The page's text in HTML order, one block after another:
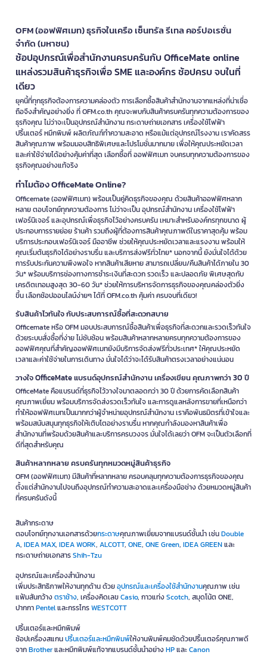
OFM (ออฟฟิศเมท) ธุรกิจในเครือ เซ็นทรัล รีเทล คอร์ปอเรชั่น
จำกัด (มหาชน)
ช้อปอุปกรณ์เพื่อสำนักงานครบครันกับ OfficeMate online
แหล่งรวมสินค้าธุรกิจเพื่อ SME และองค์กร ช้อปครบ จบในที่
เดียว
ยุคนี้ที่ทุกธุรกิจต้องการความคล่องตัว การเลือกซื้อสินค้าสำนักงานจากแหล่งที่น่าเชื่อ
ถือจึงสำคัญอย่างยิ่ง ที่ OFM.co.th คุณจะพบกับสินค้าครบครันทุกความต้องการของ
ธุรกิจคุณ ไม่ว่าจะเป็นอุปกรณ์สำนักงาน กระดาษถ่ายเอกสาร เครื่องใช้ไฟฟ้า
ปริ้นเตอร์ หมึกพิมพ์ ผลิตภัณฑ์ทำความสะอาด หรือแม้แต่อุปกรณ์โรงงาน เราคัดสรร
สินค้าคุณภาพ พร้อมมอบสิทธิพิเศษและโปรโมชั่นมากมาย เพื่อให้คุณประหยัดเวลา
และค่าใช้จ่ายได้อย่างคุ้มค่าที่สุด เลือกซื้อที่ ออฟฟิศเมท จบครบทุกความต้องการของ
ธุรกิจคุณอย่างแท้จริง
ทำไมต้อง OfficeMate Online?
Officemate (ออฟฟิศเมท) พร้อมเป็นคู่คิดธุรกิจของคุณ ด้วยสินค้าออฟฟิศหลาก
หลาย ตอบโจทย์ทุกความต้องการ ไม่ว่าจะเป็น อุปกรณ์สำนักงาน เครื่องใช้ไฟฟ้า
เฟอร์นิเจอร์ และอุปกรณ์เพื่อธุรกิจไว้อย่างครบครัน เหมาะสำหรับองค์กรทุกขนาด ผู้
ประกอบการรายย่อย ร้านค้า รวมถึงผู้ที่ต้องการสินค้าคุณภาพดีในราคาสุดคุ้ม พร้อม
บริการประกอบเฟอร์นิเจอร์ มืออาชีพ ช่วยให้คุณประหยัดเวลาและแรงงาน พร้อมให้
คุณเริ่มต้นธุรกิจได้อย่างราบรื่น และบริการส่งฟรีทั่วไทย* นอกจากนี้ ยังมั่นใจได้ด้วย
การรับประกันความพึงพอใจ หากสินค้าเสียหาย สามารถเปลี่ยน/คืนสินค้าได้ภายใน 30
วัน* พร้อมบริการช่องทางการชำระเงินที่สะดวก รวดเร็ว และปลอดภัย พิเศษสุดกับ
เครดิตเทอมสูงสุด 30-60 วัน* ช่วยให้การบริหารจัดการธุรกิจของคุณคล่องตัวยิ่ง
ขึ้น เลือกช้อปออนไลน์ง่ายๆ ได้ที่ OFM.co.th คุ้มค่า ครบจบที่เดียว!
รับสินค้าไวทันใจ กับประสบการณ์ซื้อที่สะดวกสบาย
Officemate หรือ OFM มอบประสบการณ์ซื้อสินค้าเพื่อธุรกิจที่สะดวกและรวดเร็วทันใจ
ด้วยระบบสั่งซื้อที่ง่าย ไม่ซับซ้อน พร้อมสินค้าหลากหลายครบทุกความต้องการของ
ออฟฟิศคุณที่สำคัญออฟฟิศเมทยังมีบริการจัดส่งฟรีทั่วประเทศ* ให้คุณประหยัด
เวลาและค่าใช้จ่ายในการเดินทาง มั่นใจได้ว่าจะได้รับสินค้าตรงเวลาอย่างแน่นอน
วางใจ OfficeMate แบรนด์อุปกรณ์สำนักงาน เครื่องเขียน คุณภาพกว่า 30 ปี
OfficeMate คือแบรนด์ที่ธุรกิจไว้วางใจมาตลอดกว่า 30 ปี ด้วยการคัดเลือกสินค้า
คุณภาพเยี่ยม พร้อมบริการจัดส่งรวดเร็วทันใจ และการดูแลหลังการขายที่เหนือกว่า
ทำให้ออฟฟิศเมทเป็นมากกว่าผู้จำหน่ายอุปกรณ์สำนักงาน เราคือพันธมิตรที่เข้าใจและ
พร้อมสนับสนุนทุกธุรกิจให้เติบโตอย่างราบรื่น หากคุณกำลังมองหาสินค้าเพื่อ
สำนักงานที่พร้อมด้วยสินค้าและบริการครบวงจร มั่นใจได้เลยว่า OFM จะเป็นตัวเลือกที่
ดีที่สุดสำหรับคุณ
สินค้าหลากหลาย ครบครันทุกหมวดหมู่สินค้าธุรกิจ
OFM (ออฟฟิศเมท) มีสินค้าที่หลากหลาย ครอบคลุมทุกความต้องการธุรกิจของคุณ
ตั้งแต่สำนักงานไปจนถึงอุปกรณ์ทำความสะอาดและเครื่องมือช่าง ด้วยหมวดหมู่สินค้า
ที่ครบครันดังนี้
สินค้ากระดาษ
ตอบโจทย์ทุกงานเอกสารด้วยกระดาษคุณภาพเยี่ยมจากแบรนด์ชั้นนำ เช่นDouble
A, IDEA MAX, IDEA WORK, ALCOTT, ONE, ONE Green, IDEA GREENและ
กระดาษถ่ายเอกสารShih-Tzu
อุปกรณ์และเครื่องสำนักงาน
เพิ่มประสิทธิภาพให้งานทุกด้าน ด้วยอุปกรณ์และเครื่องใช้สำนักงานคุณภาพ เช่น
แฟ้มสันกว้างตราช้าง, เครื่องคิดเลขCasio, กาวแท่งScotch, สมุดโน้ต ONE,
ปากกาPentelและกรรไกรWESTCOTT
ปริ้นเตอร์และหมึกพิมพ์
ช้อปเครื่องสแกนปริ้นเตอร์และหมึกพิมพ์ให้งานพิมพ์คมชัดด้วยปริ้นเตอร์คุณภาพดี
จากBrotherและหมึกพิมพ์แท้จากแบรนด์ชั้นนำอย่างHPและCanon